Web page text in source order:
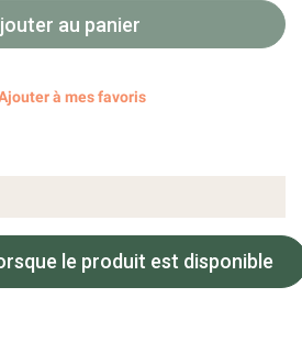
au panier
à mes favoris
le produit est disponible